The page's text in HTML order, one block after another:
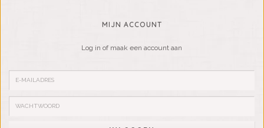
MIJN ACCOUNT
Log in of maak een account aan